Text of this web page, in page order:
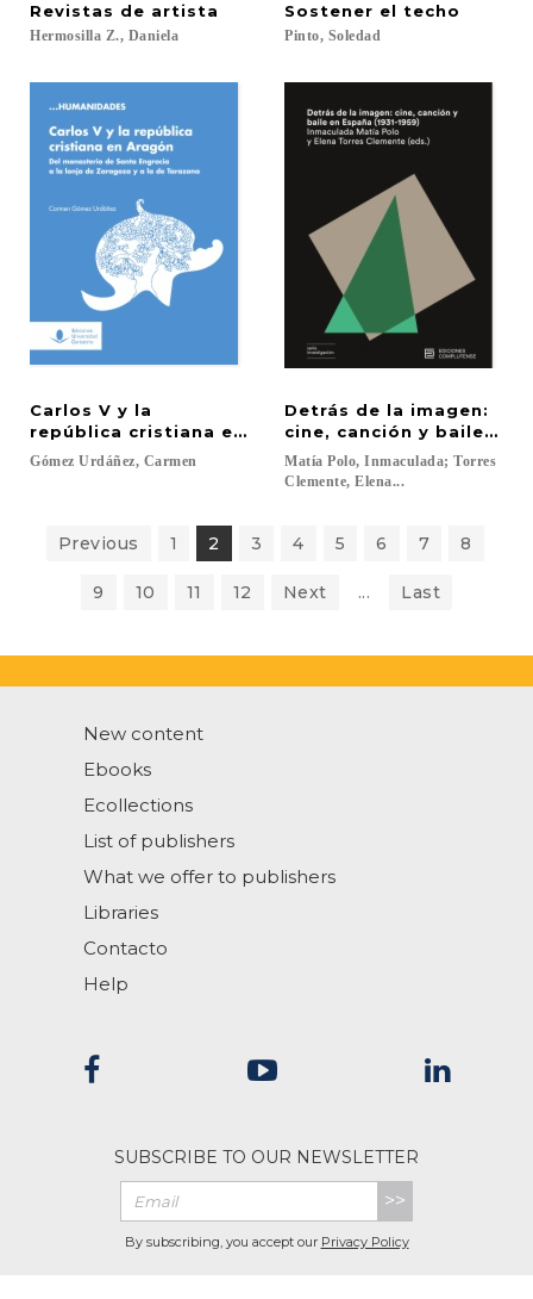
Revistas de artista
Hermosilla Z., Daniela
Sostener el techo
Pinto, Soledad
Carlos V y la
república cristiana en Aragón
Gómez Urdáñez, Carmen
Detrás de la imagen:
cine, canción y baile en
Matía Polo, Inmaculada; Torres
Clemente, Elena...
Previous 1 2 3 4 5 6 7 8
9 10 11 12 Next ... Last
New content
Ebooks
Ecollections
List of publishers
What we offer to publishers
Libraries
Contacto
Help
SUBSCRIBE TO OUR NEWSLETTER
>>
By subscribing, you accept our Privacy Policy